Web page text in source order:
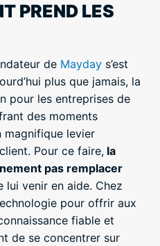
PREND LES
de Mayday s’est
plus que jamais, la
pour les entreprises de
des moments
magnifique levier
Pour ce faire, la
pas remplacer
lui venir en aide. Chez
pour offrir aux
fiable et
de se concentrer sur